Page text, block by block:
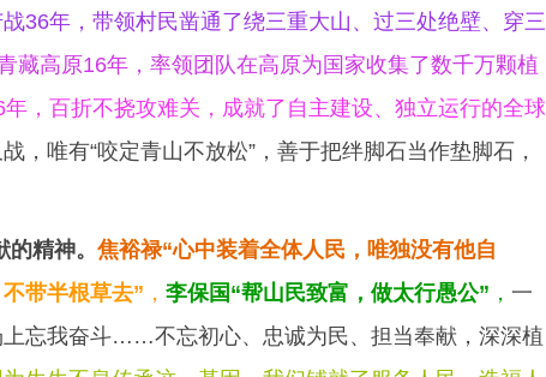
36年，带领村民凿通了绕三重大山、过三处绝壁、穿三
藏高原16年，率领团队在高原为国家收集了数千万颗植
，百折不挠攻难关，成就了自主建设、独立运行的全球
，唯有“咬定青山不放松”，善于把绊脚石当作垫脚石，
精神。 焦裕禄“心中装着全体人民，唯独没有他自
带半根草去” ， 李保国“帮山民致富，做太行愚公” ， 一
忘我奋斗……不忘初心、忠诚为民、担当奉献，深深植